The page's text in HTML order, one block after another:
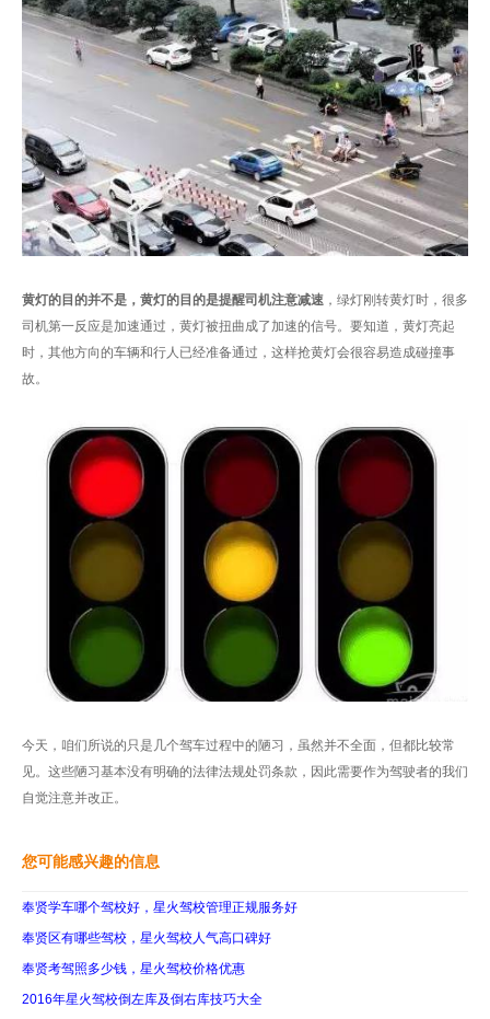
黄灯的目的并不是，黄灯的目的是提醒司机注意减速 ，绿灯刚转黄灯时，很多
司机第一反应是加速通过，黄灯被扭曲成了加速的信号。要知道，黄灯亮起
时，其他方向的车辆和行人已经准备通过，这样抢黄灯会很容易造成碰撞事
故。
今天，咱们所说的只是几个驾车过程中的陋习，虽然并不全面，但都比较常
见。这些陋习基本没有明确的法律法规处罚条款，因此需要作为驾驶者的我们
自觉注意并改正。
您可能感兴趣的信息
奉贤学车哪个驾校好，星火驾校管理正规服务好
奉贤区有哪些驾校，星火驾校人气高口碑好
奉贤考驾照多少钱，星火驾校价格优惠
2016年星火驾校倒左库及倒右库技巧大全